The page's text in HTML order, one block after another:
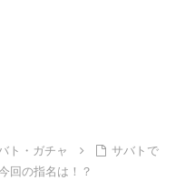
ト・ガチャ
サバトで
回の指名は！？